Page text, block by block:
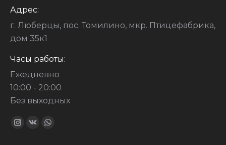
Адрес:
г. Люберцы, пос. Томилино, мкр. Птицефабрика,
дом 35к1
Часы работы:
Ежедневно
10:00 - 20:00
Без выходных
Ищите нас:
СтраницаСтраница
Страница